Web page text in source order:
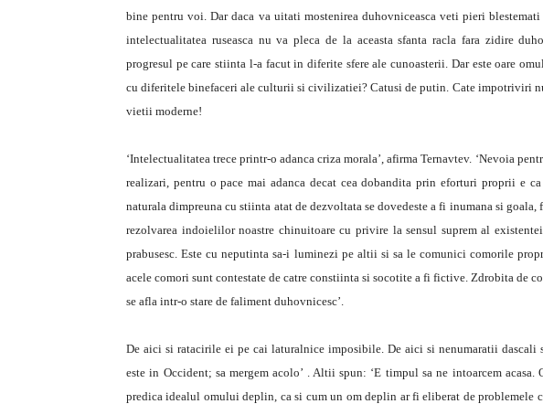
bine pentru voi. Dar daca va uitati mostenirea duhovniceasca veti pieri
intelectualitatea ruseasca nu va pleca de la aceasta sfanta racla fara zidire
progresul pe care stiinta l-a facut in diferite sfere ale cunoasterii. Dar este oare
cu diferitele binefaceri ale culturii si civilizatiei? Catusi de putin. Cate impotriviri
vietii moderne!
‘Intelectualitatea trece printr-o adanca criza morala’, afirma Ternavtev. ‘Nevoia
realizari, pentru o pace mai adanca decat cea dobandita prin eforturi proprii e
naturala dimpreuna cu stiinta atat de dezvoltata se dovedeste a fi inumana si
rezolvarea indoielilor noastre chinuitoare cu privire la sensul suprem al
prabusesc. Este cu neputinta sa-i luminezi pe altii si sa le comunici comorile
acele comori sunt contestate de catre constiinta si socotite a fi fictive. Zdrobita de
se afla intr-o stare de faliment duhovnicesc’.
De aici si ratacirile ei pe cai laturalnice imposibile. De aici si nenumaratii dascali
este in Occident; sa mergem acolo’ . Altii spun: ‘E timpul sa ne intoarcem
predica idealul omului deplin, ca si cum un om deplin ar fi eliberat de